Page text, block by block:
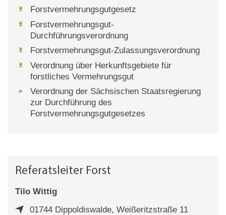
Forstvermehrungsgutgesetz
Forstvermehrungsgut-
Durchführungsverordnung
Forstvermehrungsgut-Zulassungsverordnung
Verordnung über Herkunftsgebiete für
forstliches Vermehrungsgut
Verordnung der Sächsischen Staatsregierung
zur Durchführung des
Forstvermehrungsgutgesetzes
Referatsleiter Forst
Tilo Wittig
01744 Dippoldiswalde, Weißeritzstraße 11